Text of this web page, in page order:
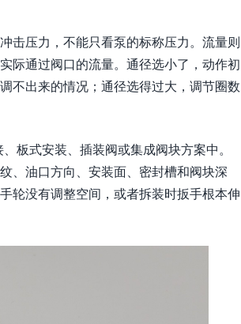
击压力，不能只看泵的标称压力。流量则
际通过阀口的流量。通径选小了，动作初
不出来的情况；通径选得过大，调节圈数
板式安装、插装阀或集成阀块方案中。
、油口方向、安装面、密封槽和阀块深
轮没有调整空间，或者拆装时扳手根本伸